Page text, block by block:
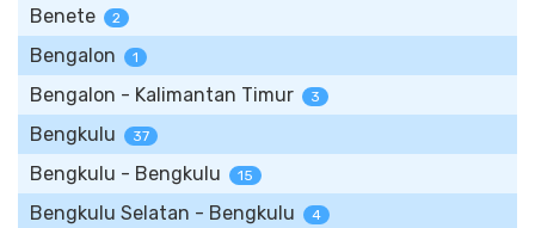
Benete 2
Bengalon 1
Bengalon - Kalimantan Timur 3
Bengkulu 37
Bengkulu - Bengkulu 15
Bengkulu Selatan - Bengkulu 4